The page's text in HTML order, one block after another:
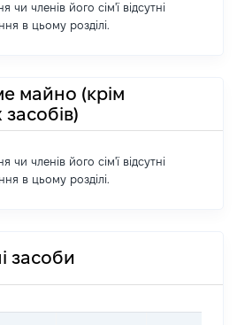
чи членів його сім'ї відсутні
в цьому розділі.
майно (крім
чи членів його сім'ї відсутні
в цьому розділі.
засоби